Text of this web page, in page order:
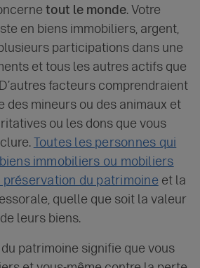
tout le monde. Votre
en biens immobiliers, argent,
participations dans une
et tous les autres actifs que
facteurs comprendraient
des mineurs ou des animaux et
ou les dons que vous
Toutes les personnes qui
immobiliers ou mobiliers
du patrimoine et la
quelle que soit la valeur
de leurs biens.
patrimoine signifie que vous